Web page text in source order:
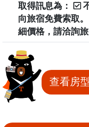
取得訊息為：
向旅宿免費索取
細價格，請洽詢旅
查看房